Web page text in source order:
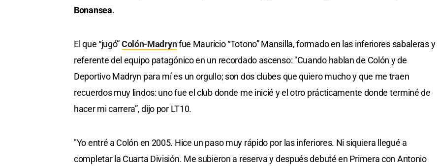
Bonansea.
El que “jugó”Colón-Madrynfue Mauricio “Totono” Mansilla, formado en las inferiores sabaleras y
referente del equipo patagónico en un recordado ascenso: "Cuando hablan de Colón y de
Deportivo Madryn para mí es un orgullo; son dos clubes que quiero mucho y que me traen
recuerdos muy lindos: uno fue el club donde me inicié y el otro prácticamente donde terminé de
hacer mi carrera”, dijo por LT10.
"Yo entré a Colón en 2005. Hice un paso muy rápido por las inferiores. Ni siquiera llegué a
completar la Cuarta División. Me subieron a reserva y después debuté en Primera con Antonio